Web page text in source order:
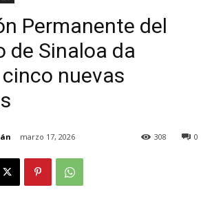
Permanente del
de Sinaloa da
nuevas
marzo 17, 2026 0
308